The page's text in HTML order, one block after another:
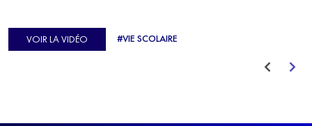
d'Europe de Horse-ball, qui a failli abandonner ses études
avant de trouver un nouvel équilibre.
VOIR LA VIDÉO #VIE SCOLAIRE